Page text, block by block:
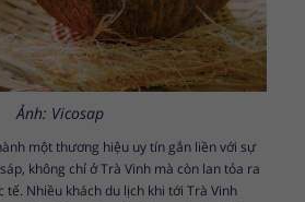
Ảnh: Vicosap
một thương hiệu uy tín gắn liền với sự
không chỉ ở Trà Vinh mà còn lan tỏa ra
tế. Nhiều khách du lịch khi tới Trà Vinh